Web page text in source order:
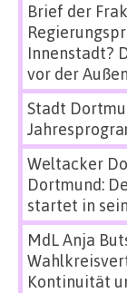
Brief der
Innenstadt?
vor der
Stadt
Weltacker
Dortmund:
startet in
MdL Anja
Kontinuität